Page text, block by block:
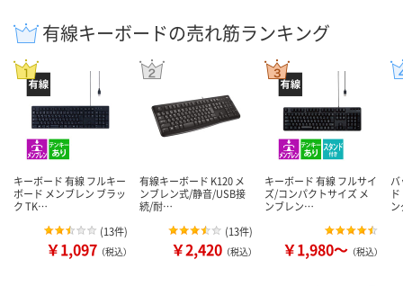
有線キーボードの売れ筋ランキング
キーボード 有線 フルキー
ボード メンブレン ブラッ
ク TK…
(13件)
￥1,097 （税込）
有線キーボード K120 メ
ンブレン式/静音/USB接
続/耐…
(13件)
￥2,420 （税込）
キーボード 有線 フルサイ
ズ/コンパクトサイズ メ
ンブレン…
￥1,980～ （税込）